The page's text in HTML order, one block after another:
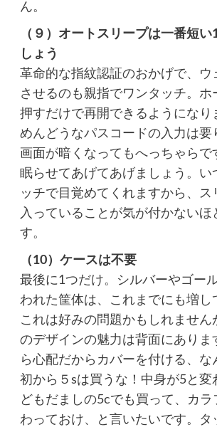
ん。
（９）オートスリープは一番短い
しょう
革命的な指紋認証のおかげで、ウ
させるのも親指でワンタッチ。ホ
押すだけで再開できるようになり
めんどうなパスコードの入力は要
画面が暗くなってもへっちゃらで
眠らせてあげてあげましょう。い
ッチで目覚めてくれますから、ス
入っていることが気が付かないほ
す。
（10）ケースは不要
最後に1つだけ。シルバーやゴー
われた筐体は、これまでにも増し
これは好みの問題かもしれません
のデザインの魅力は背面にありま
ら心配だからカバーを付ける、な
初から５sは買うな！中身が5と変
どもだましの5cでも買って、カラ
わっておけ、と言いたいです。タ